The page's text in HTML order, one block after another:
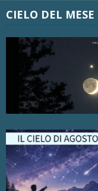
CIELO DEL MESE